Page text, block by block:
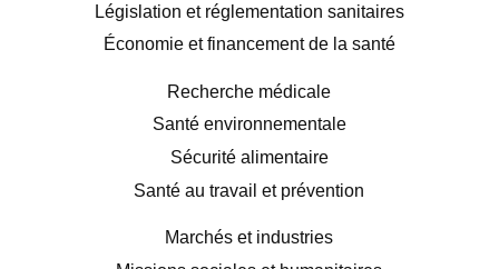
Législation et réglementation sanitaires
Économie et financement de la santé
Recherche médicale
Santé environnementale
Sécurité alimentaire
Santé au travail et prévention
Marchés et industries